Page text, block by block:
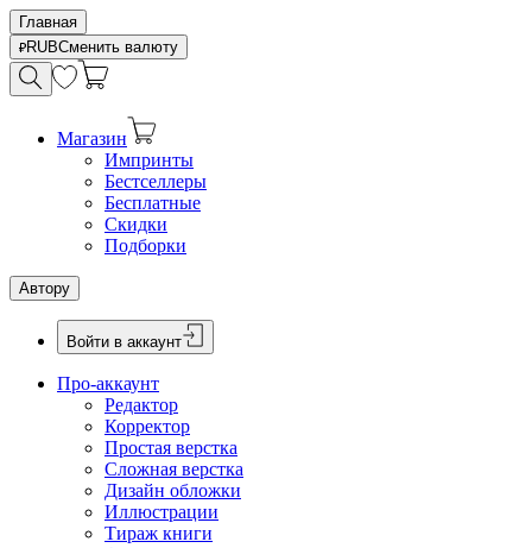
Главная
RUBСменить валюту
Магазин
Импринты
Бестселлеры
Бесплатные
Скидки
Подборки
Автору
Войти в аккаунт
Про-аккаунт
Редактор
Корректор
Простая верстка
Сложная верстка
Дизайн обложки
Иллюстрации
Тираж книги